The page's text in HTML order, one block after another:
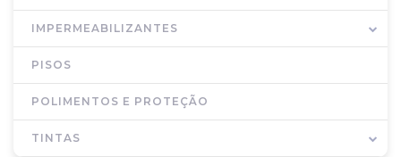
IMPERMEABILIZANTES
PISOS
POLIMENTOS E PROTEÇÃO
TINTAS